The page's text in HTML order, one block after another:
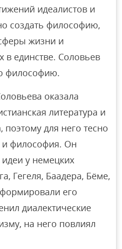
идеалистов и
создать философию,
жизни и
в единстве. Соловьев
философию.
оказала
литература и
для него тесно
и философия. Он
у немецких
Гегеля, Баадера, Бёме,
его
диалектические
на него повлиял